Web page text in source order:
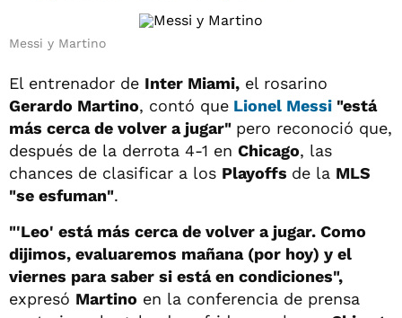
Messi y Martino
El entrenador de Inter Miami, el rosarino
Gerardo Martino, contó que Lionel Messi "está
más cerca de volver a jugar" pero reconoció que,
después de la derrota 4-1 en Chicago, las
chances de clasificar a los Playoffs de la MLS
"se esfuman".
"'Leo' está más cerca de volver a jugar. Como
dijimos, evaluaremos mañana (por hoy) y el
viernes para saber si está en condiciones",
expresó Martino en la conferencia de prensa